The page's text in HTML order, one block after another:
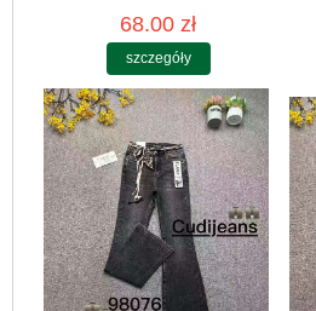
68.00 zł
szczegóły